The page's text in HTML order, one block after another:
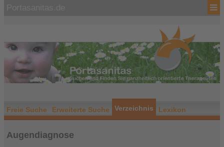
Freie Suche Erweiterte Suche Verzeichnis Lexikon
Augendiagnose